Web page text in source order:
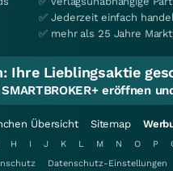
✅ Jederzeit einfach
✅ mehr als 25 Jahre
Ihre Lieblingsaktie
eröffnen
Übersicht Sitemap
H I J K L M N O P
Datenschutz-Einstellungen